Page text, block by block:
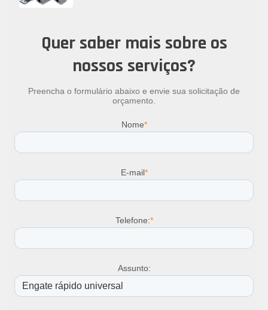
Quer saber mais sobre os
nossos serviços?
Preencha o formulário abaixo e envie sua solicitação de
orçamento.
Nome*
E-mail*
Telefone:*
Assunto: